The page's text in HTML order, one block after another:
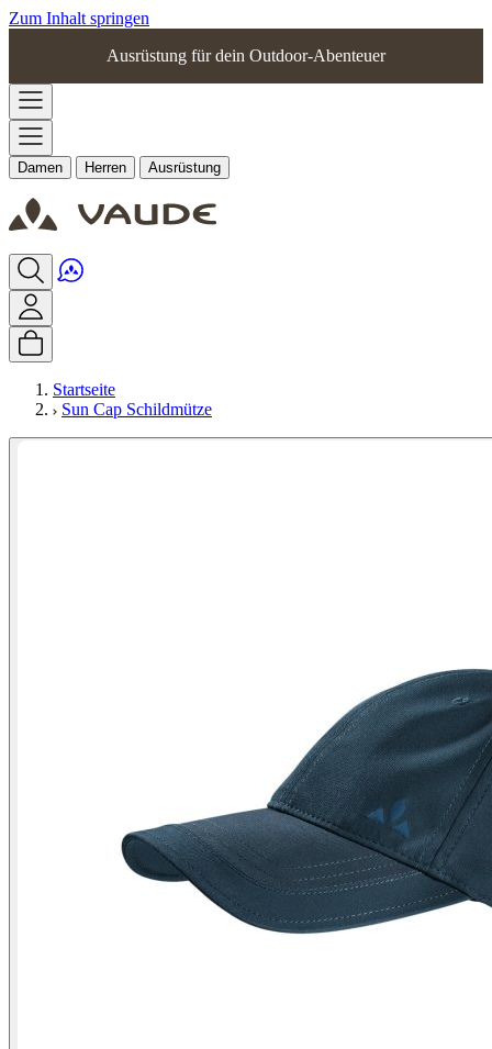
Zum Inhalt springen
Ausrüstung für dein Outdoor-Abenteuer
Damen Herren Ausrüstung
Startseite
Sun Cap Schildmütze